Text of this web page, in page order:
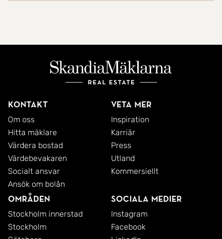
Kontakt
Om oss
Hitta mäklare
Värdera bostad
Värdebevakaren
Socialt ansvar
Ansök om bolån
Veta mer
Inspiration
Karriär
Press
Utland
Kommersiellt
Områden
Stockholm innerstad
Stockholm
Sociala medier
Instagram
Facebook